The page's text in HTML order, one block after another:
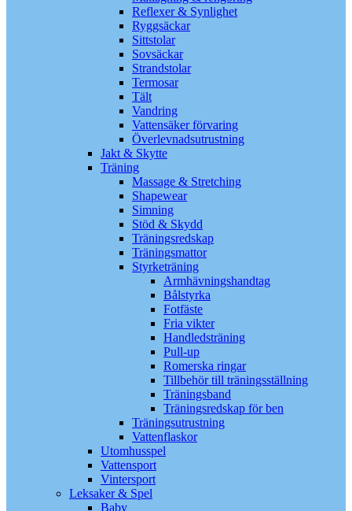
Reflexer & Synlighet
Ryggsäckar
Sittstolar
Sovsäckar
Strandstolar
Termosar
Tält
Vandring
Vattensäker förvaring
Överlevnadsutrustning
Jakt & Skytte
Träning
Massage & Stretching
Shapewear
Simning
Stöd & Skydd
Träningsredskap
Träningsmattor
Styrketräning
Armhävningshandtag
Bålstyrka
Fotfäste
Fria vikter
Handledsträning
Pull-up
Romerska ringar
Tillbehör till träningsställning
Träningsband
Träningsredskap för ben
Träningsutrustning
Vattenflaskor
Utomhusspel
Vattensport
Vintersport
Leksaker & Spel
Baby